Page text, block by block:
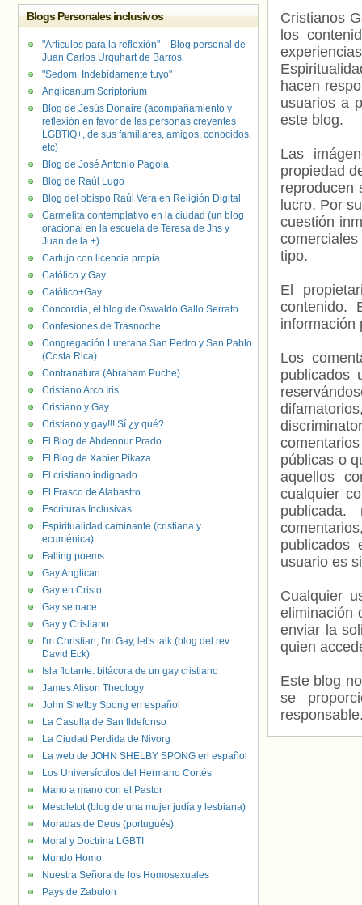
Cristianos
los
hacen
usuarios a
este blog.
Las
propiedad
reproducen
lucro. Por
cuestión
tipo.
El
contenido.
información
Los
publicados
públicas o
aquellos
cualquier
usuario es
Cualquier
eliminación
enviar la
quien
Este blog
se
Blogs Personales inclusivos
"Artículos para la reflexión" – Blog personal de
Juan Carlos Urquhart de Barros.
"Sedom. Indebidamente tuyo"
Anglicanum Scriptorium
Blog de Jesús Donaire (acompañamiento y
reflexión en favor de las personas creyentes
LGBTIQ+, de sus familiares, amigos, conocidos,
etc)
Blog de José Antonio Pagola
Blog de Raúl Lugo
Blog del obispo Raúl Vera en Religión Digital
Carmelita contemplativo en la ciudad (un blog
oracional en la escuela de Teresa de Jhs y
Juan de la +)
Cartujo con licencia propia
Católico y Gay
Católico+Gay
Concordia, el blog de Oswaldo Gallo Serrato
Confesiones de Trasnoche
Congregación Luterana San Pedro y San Pablo
(Costa Rica)
Contranatura (Abraham Puche)
Cristiano Arco Iris
Cristiano y Gay
Cristiano y gay!!! Sí ¿y qué?
El Blog de Abdennur Prado
El Blog de Xabier Pikaza
El cristiano indignado
El Frasco de Alabastro
Escrituras Inclusivas
Espiritualidad caminante (cristiana y
ecuménica)
Falling poems
Gay Anglican
Gay en Cristo
Gay se nace.
Gay y Cristiano
I'm Christian, I'm Gay, let's talk (blog del rev.
David Eck)
Isla flotante: bitácora de un gay cristiano
James Alison Theology
John Shelby Spong en español
La Casulla de San Ildefonso
La Ciudad Perdida de Nivorg
La web de JOHN SHELBY SPONG en español
Los Universículos del Hermano Cortés
Mano a mano con el Pastor
Mesoletot (blog de una mujer judía y lesbiana)
Moradas de Deus (portugués)
Moral y Doctrina LGBTI
Mundo Homo
Nuestra Señora de los Homosexuales
Pays de Zabulon